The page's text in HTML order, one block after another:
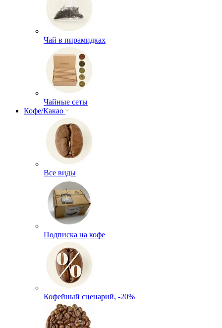
Чай в пирамидках
Чайные сеты
Кофе/Какао
Все виды
Подписка на кофе
Кофейный сценарий, -20%